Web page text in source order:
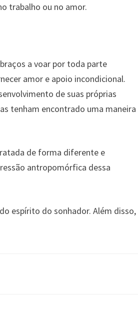
trabalho ou no amor.
a voar por toda parte
amor e apoio incondicional.
de suas próprias
tenham encontrado uma maneira
de forma diferente e
antropomórfica dessa
espírito do sonhador. Além disso,